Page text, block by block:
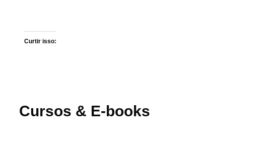
Curtir isso:
Cursos & E-books